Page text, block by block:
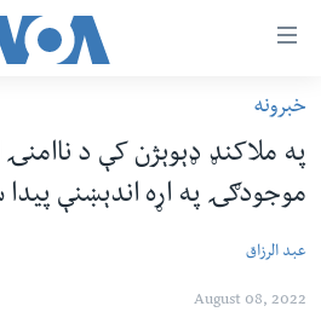
لاس
لینک
وړاندې
جُزیاتو بلوچستانټاکنې
امریکا
خبرونه
په ملاکنډ ډېوېژن کې د ناامنۍ
موجودګۍ په اړه اندېښنې
عبد الرزاق
August 08, 2022